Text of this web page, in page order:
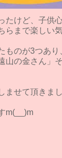
たけど、子供
らまで楽しい
ものが3つあり
山の金さん」
ませて頂きま
m(__)m